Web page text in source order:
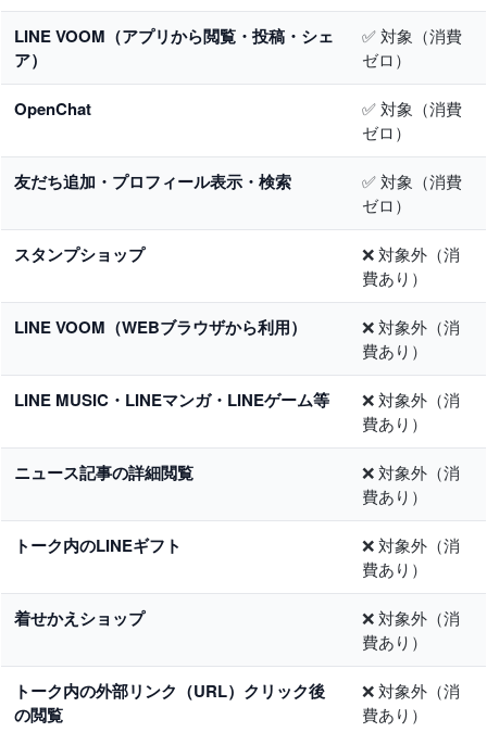
LINE VOOM（アプリから閲覧・投稿・シェ
ア）
✅ 対象（消費
ゼロ）
OpenChat
✅ 対象（消費
ゼロ）
友だち追加・プロフィール表示・検索
✅ 対象（消費
ゼロ）
スタンプショップ
❌ 対象外（消
費あり）
LINE VOOM（WEBブラウザから利用）
❌ 対象外（消
費あり）
LINE MUSIC・LINEマンガ・LINEゲーム等
❌ 対象外（消
費あり）
ニュース記事の詳細閲覧
❌ 対象外（消
費あり）
トーク内のLINEギフト
❌ 対象外（消
費あり）
着せかえショップ
❌ 対象外（消
費あり）
トーク内の外部リンク（URL）クリック後
の閲覧
❌ 対象外（消
費あり）